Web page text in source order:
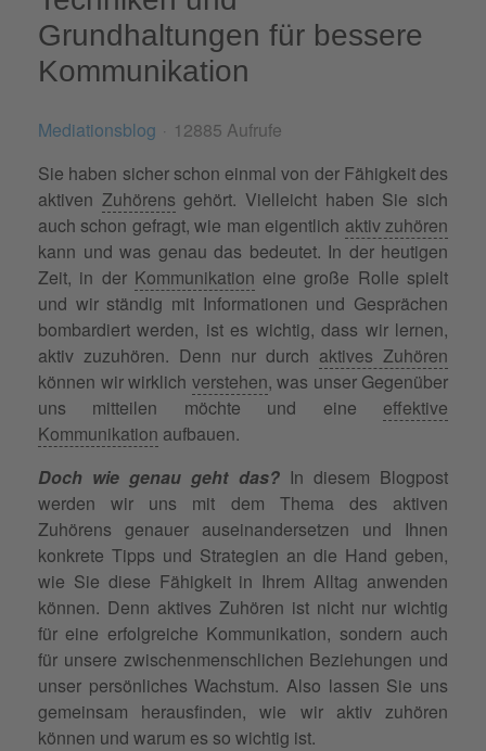
Grundhaltungen für bessere
Kommunikation
Mediationsblog
12885 Aufrufe
Sie haben sicher schon einmal von der Fähigkeit des
aktiven Zuhörens gehört. Vielleicht haben Sie sich
auch schon gefragt, wie man eigentlich aktiv zuhören
kann und was genau das bedeutet. In der heutigen
Zeit, in der Kommunikation eine große Rolle spielt
und wir ständig mit Informationen und Gesprächen
bombardiert werden, ist es wichtig, dass wir lernen,
aktiv zuzuhören. Denn nur durch aktives Zuhören
können wir wirklich verstehen, was unser Gegenüber
uns mitteilen möchte und eine effektive
Kommunikation aufbauen.
Doch wie genau geht das? In diesem Blogpost
werden wir uns mit dem Thema des aktiven
Zuhörens genauer auseinandersetzen und Ihnen
konkrete Tipps und Strategien an die Hand geben,
wie Sie diese Fähigkeit in Ihrem Alltag anwenden
können. Denn aktives Zuhören ist nicht nur wichtig
für eine erfolgreiche Kommunikation, sondern auch
für unsere zwischenmenschlichen Beziehungen und
unser persönliches Wachstum. Also lassen Sie uns
gemeinsam herausfinden, wie wir aktiv zuhören
können und warum es so wichtig ist.